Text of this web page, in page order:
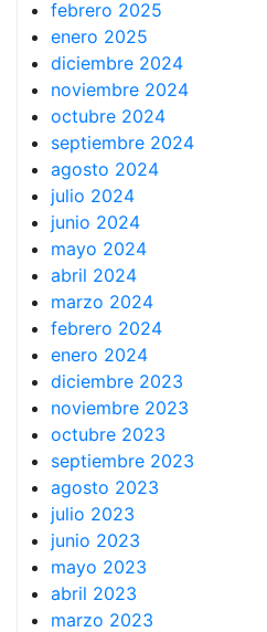
febrero 2025
enero 2025
diciembre 2024
noviembre 2024
octubre 2024
septiembre 2024
agosto 2024
julio 2024
junio 2024
mayo 2024
abril 2024
marzo 2024
febrero 2024
enero 2024
diciembre 2023
noviembre 2023
octubre 2023
septiembre 2023
agosto 2023
julio 2023
junio 2023
mayo 2023
abril 2023
marzo 2023